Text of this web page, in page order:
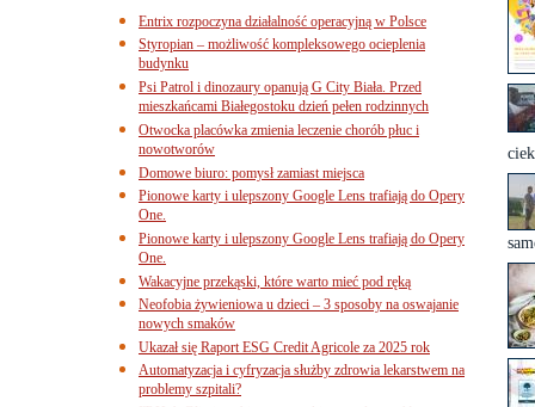
Entrix rozpoczyna działalność operacyjną w Polsce
Styropian – możliwość kompleksowego ocieplenia
budynku
Psi Patrol i dinozaury opanują G City Biała. Przed
mieszkańcami Białegostoku dzień pełen rodzinnych
Otwocka placówka zmienia leczenie chorób płuc i
nowotworów
Domowe biuro: pomysł zamiast miejsca
Pionowe karty i ulepszony Google Lens trafiają do Opery
One.
Pionowe karty i ulepszony Google Lens trafiają do Opery
One.
Wakacyjne przekąski, które warto mieć pod ręką
Neofobia żywieniowa u dzieci – 3 sposoby na oswajanie
nowych smaków
Ukazał się Raport ESG Credit Agricole za 2025 rok
Automatyzacja i cyfryzacja służby zdrowia lekarstwem na
problemy szpitali?